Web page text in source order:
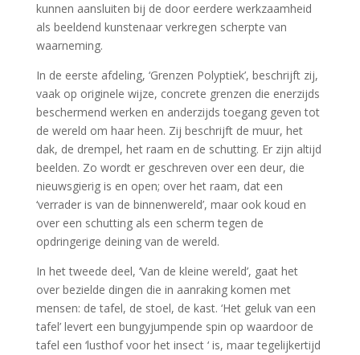
kunnen aansluiten bij de door eerdere werkzaamheid
als beeldend kunstenaar verkregen scherpte van
waarneming.
In de eerste afdeling, ‘Grenzen Polyptiek’, beschrijft zij,
vaak op originele wijze, concrete grenzen die enerzijds
beschermend werken en anderzijds toegang geven tot
de wereld om haar heen. Zij beschrijft de muur, het
dak, de drempel, het raam en de schutting. Er zijn altijd
beelden. Zo wordt er geschreven over een deur, die
nieuwsgierig is en open; over het raam, dat een
‘verrader is van de binnenwereld’, maar ook koud en
over een schutting als een scherm tegen de
opdringerige deining van de wereld.
In het tweede deel, ‘Van de kleine wereld’, gaat het
over bezielde dingen die in aanraking komen met
mensen: de tafel, de stoel, de kast. ‘Het geluk van een
tafel’ levert een bungyjumpende spin op waardoor de
tafel een ‘lusthof voor het insect ‘ is, maar tegelijkertijd